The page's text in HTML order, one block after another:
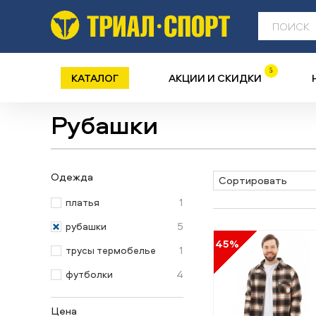
КАТАЛОГ АКЦИИ И СКИДКИ 5
Рубашки
Одежда
платья 1
рубашки 5
трусы термобелье 1
футболки 4
Цена
Сортировать
45%